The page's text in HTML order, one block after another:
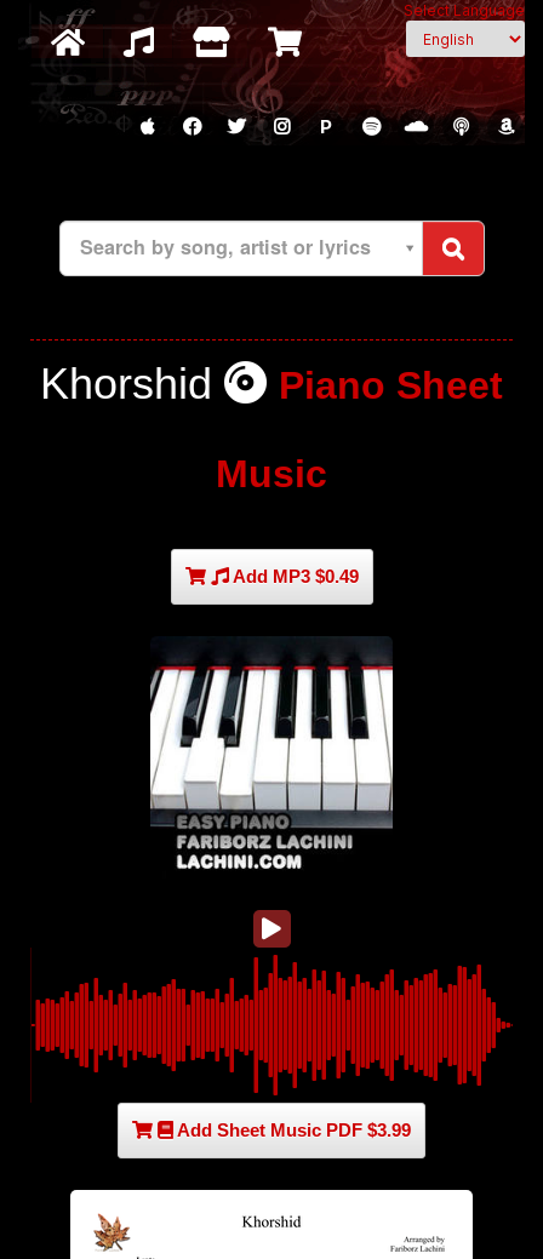
Select Language
P
Search by song, artist or lyrics
Khorshid Piano Sheet
Music
Add MP3 $0.49
Add Sheet Music PDF $3.99